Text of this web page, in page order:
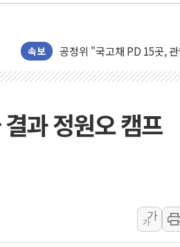
속보
[르포] 폭염 속 '자폭 드론'
중소기업 기술자료 중국 계
정부, 한화오션·에코프로
쉐이크쉑, 남양주 현대아울
부모가 정부24에서 자녀
소방청, 전국 시·도 구급
'달라진 임신·출산·육아
정부혁신 우수사례 세계
정청래 "2차 TV토론으로
윤상현, 사관학교 통합 비
과 정원오 캠프
가
가